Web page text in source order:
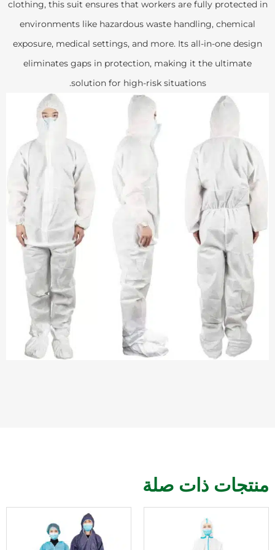
clothing, this suit ensures that workers are fully protected in
environments like hazardous waste handling, chemical
exposure, medical settings, and more. Its all-in-one design
eliminates gaps in protection, making it the ultimate
solution for high-risk situations.
منتجات ذات صلة